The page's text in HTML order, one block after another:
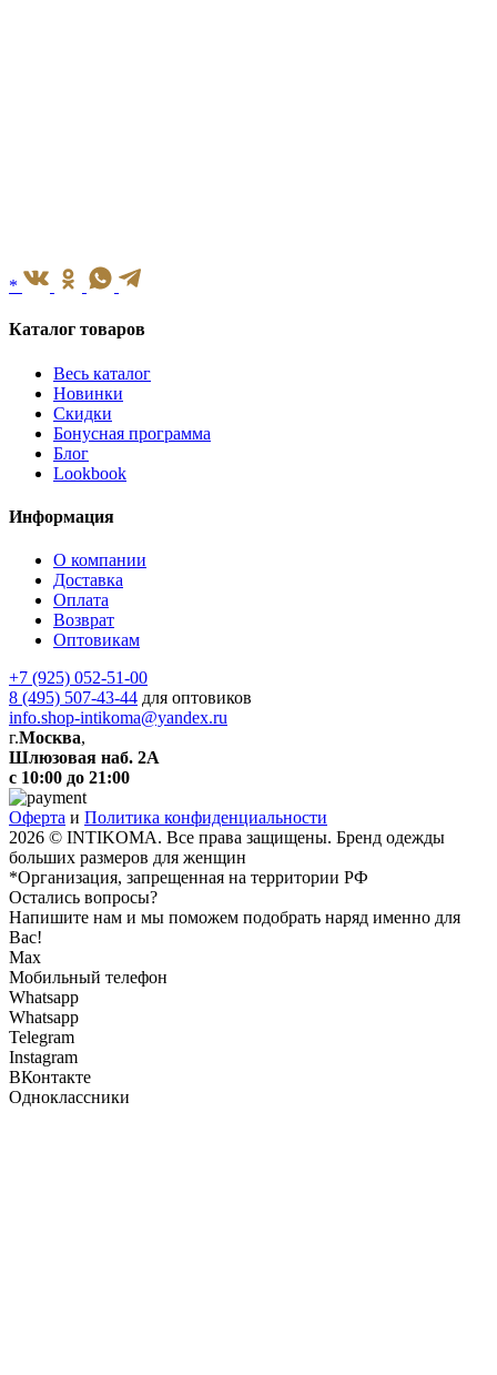
*
Каталог товаров
Весь каталог
Новинки
Скидки
Бонусная программа
Блог
Lookbook
Информация
О компании
Доставка
Оплата
Возврат
Оптовикам
+7 (925) 052-51-00
8 (495) 507-43-44 для оптовиков
info.shop-intikoma@yandex.ru
г.Москва,
Шлюзовая наб. 2А
с 10:00 до 21:00
Оферта и Политика конфиденциальности
2026 © INTIKOMA. Все права защищены. Бренд одежды
больших размеров для женщин
*Организация, запрещенная на территории РФ
Остались вопросы?
Напишите нам и мы поможем подобрать наряд именно для
Вас!
Max
Мобильный телефон
Whatsapp
Whatsapp
Telegram
Instagram
ВКонтакте
Одноклассники